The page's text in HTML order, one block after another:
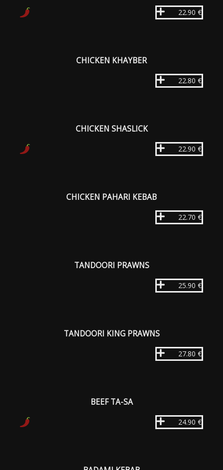
22.90 €
CHICKEN KHAYBER
22.80 €
CHICKEN SHASLICK
22.90 €
CHICKEN PAHARI KEBAB
22.70 €
TANDOORI PRAWNS
25.90 €
TANDOORI KING PRAWNS
27.80 €
BEEF TA-SA
24.90 €